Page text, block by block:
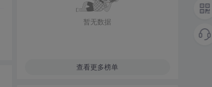
暂无数据
查看更多榜单